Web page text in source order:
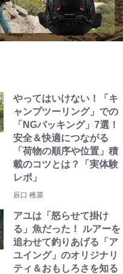
やってはいけない！「キ
ャンプツーリング」での
「NGパッキング」7選！
安全＆快適につながる
「荷物の順序や位置」積
載のコツとは？「実体験
レポ」
辰口 稚菜
アユは「怒らせて掛け
る」魚だった！ ルアーを
追わせて釣りあげる「ア
ユイング」のオリジナリ
ティ＆おもしろさを知る